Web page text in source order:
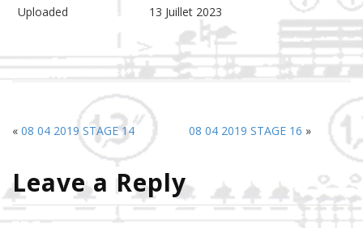
Uploaded 13 Juillet 2023
« 08 04 2019 STAGE 14 08 04 2019 STAGE 16 »
Leave a Reply